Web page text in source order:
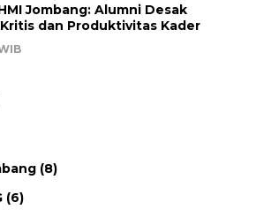
Jombang: Alumni Desak
dan Produktivitas Kader
(8)
(6)